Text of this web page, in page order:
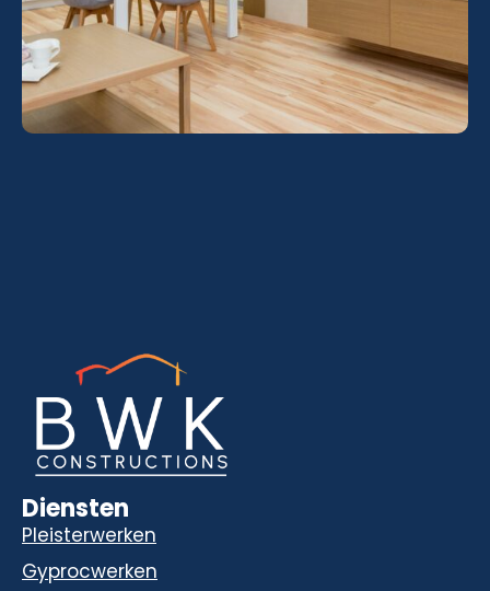
Diensten
Pleisterwerken
Gyprocwerken